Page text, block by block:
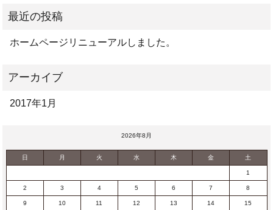
ホームページリニューアルしました。
2017年1月
2026年8月
日 月 火 水 木 金 土
1
2 3 4 5 6 7 8
9 10 11 12 13 14 15